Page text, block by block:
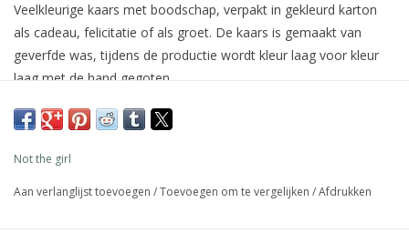
Veelkleurige kaars met boodschap, verpakt in gekleurd karton
als cadeau, felicitatie of als groet. De kaars is gemaakt van
geverfde was, tijdens de productie wordt kleur laag voor kleur
laag met de hand gegoten.
Afmeting: 23 cm x Ø 2,2 cm
kleurstoffen
Details: 8-9 uur brandtijd, niet druipend, veganistisch, geen
Not the girl
Aan verlanglijst toevoegen /Toevoegen om te vergelijken /Afdrukken